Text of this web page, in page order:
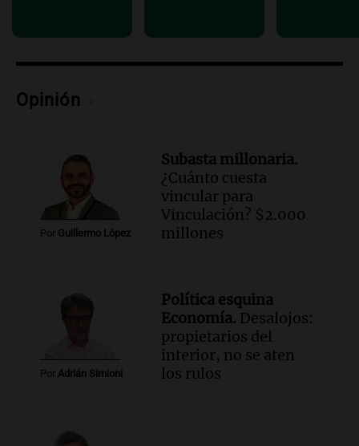
humildad en tiempos de tormenta
Panorama Federal
Audio.
Una Mañana para todos Rosario
Episodios
Opinión
Por Guillermo López
Subasta millonaria.
¿Cuánto cuesta
vincular para
Vinculación? $2.000
millones
Por Adrián Simioni
Política esquina
Economía. Desalojos:
propietarios del
interior, no se aten
los rulos